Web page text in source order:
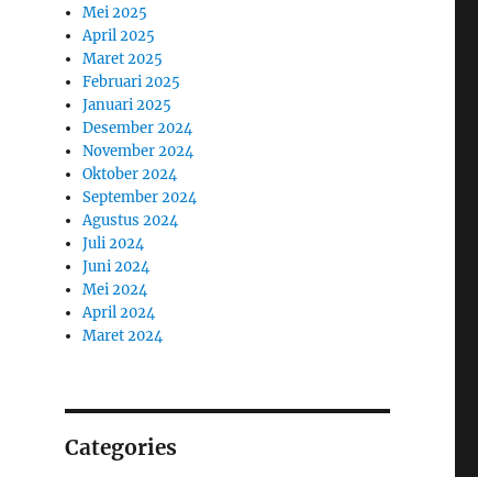
Mei 2025
April 2025
Maret 2025
Februari 2025
Januari 2025
Desember 2024
November 2024
Oktober 2024
September 2024
Agustus 2024
Juli 2024
Juni 2024
Mei 2024
April 2024
Maret 2024
Categories